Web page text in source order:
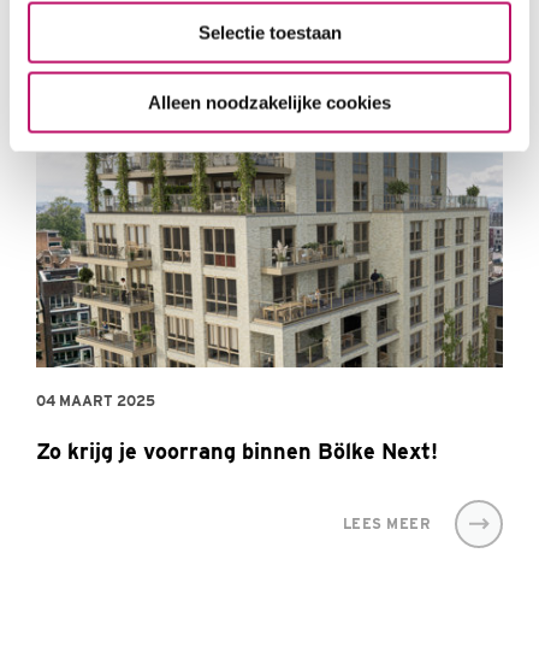
Selectie toestaan
Alleen noodzakelijke cookies
04 MAART 2025
Zo krijg je voorrang binnen Bölke Next!
LEES MEER